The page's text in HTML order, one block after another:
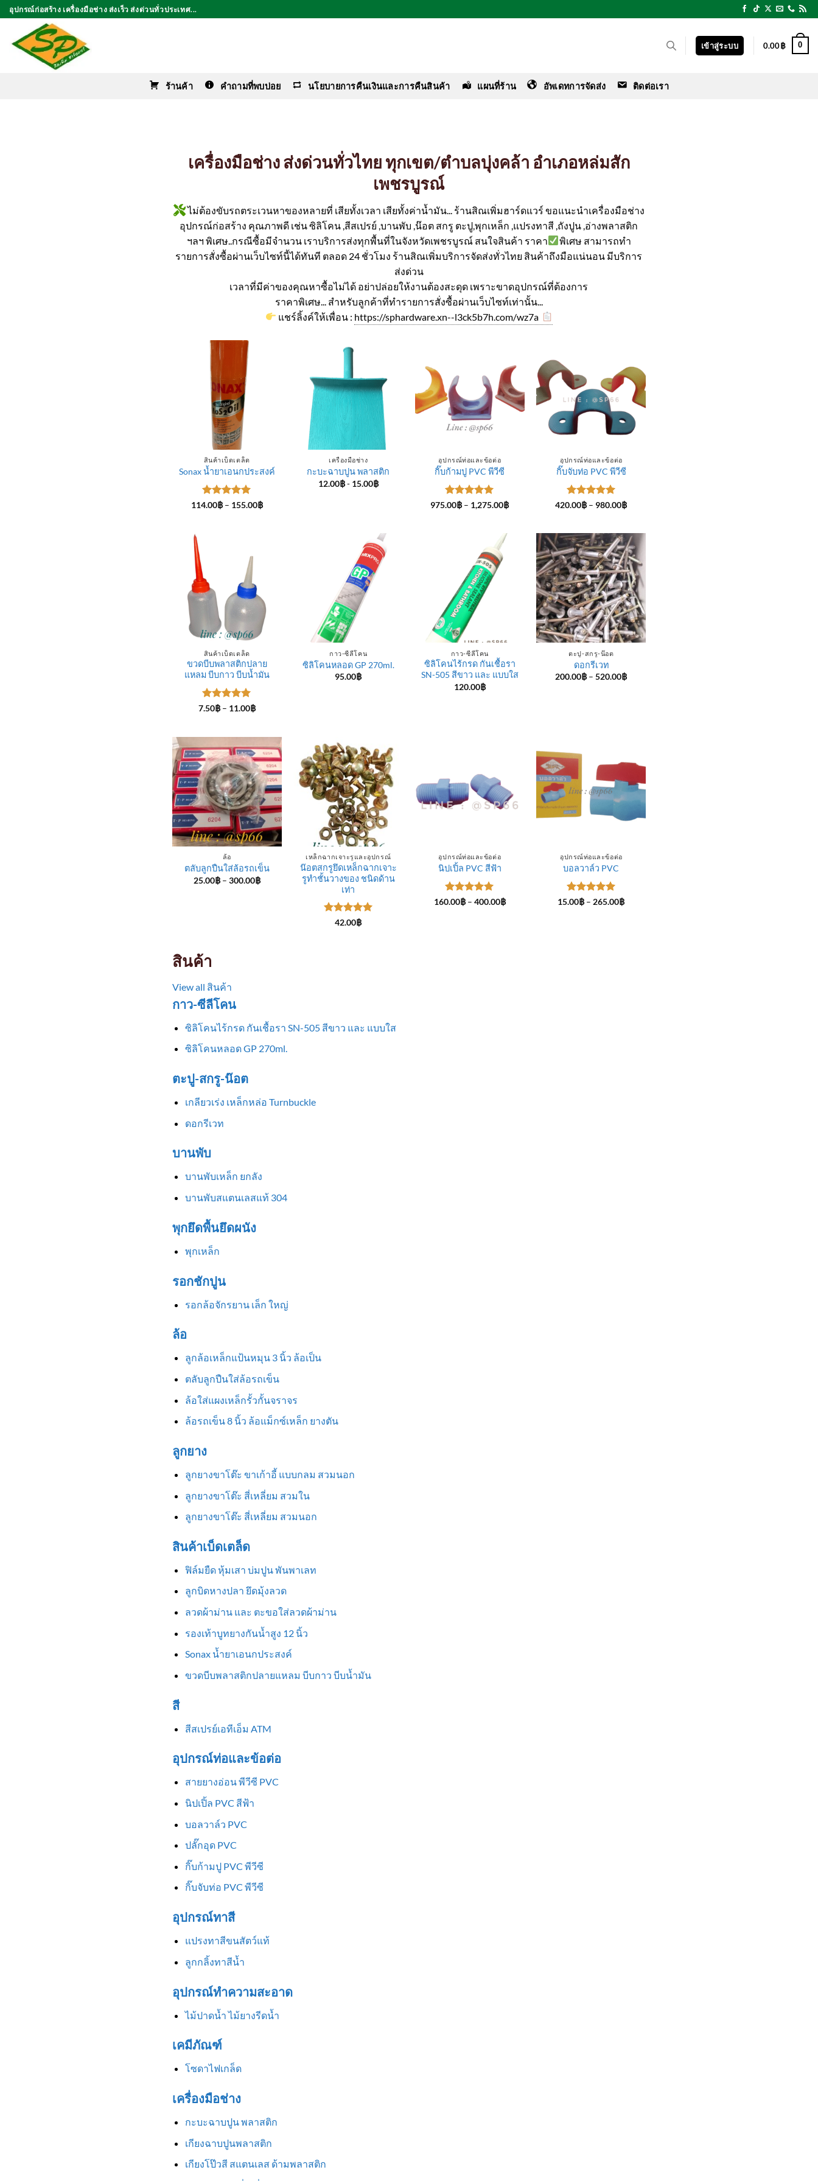
ข้าม
ไป
เนื้อหา
อุปกรณ์ก่อสร้าง เครื่องมือช่าง ส่งเร็ว ส่งด่วนทั่วประเทศ...
เข้าสู่ระบบ 0.00฿ 0
ร้านค้า คำถามที่พบบ่อย นโยบายการคืนเงินและการคืนสินค้า แผนที่ร้าน อัพเดทการจัดส่ง ติดต่อเรา
เครื่องมือช่าง ส่งด่วนทั่วไทย ทุกเขต/ตำบลบุ่งคล้า อำเภอหล่มสัก
เพชรบูรณ์
ไม่ต้องขับรถตระเวนหาของหลายที่ เสียทั้งเวลา เสียทั้งค่าน้ำมัน... ร้านสิณเพิ่มฮาร์ดแวร์ ขอแนะนำเครื่องมือช่าง
อุปกรณ์ก่อสร้าง คุณภาพดี เช่น ซิลิโคน ,สีสเปรย์ ,บานพับ ,น๊อต สกรู ตะปู,พุกเหล็ก ,แปรงทาสี ,ถังปูน ,อ่างพลาสติก
ฯลฯ พิเศษ..กรณีซื้อมีจำนวน เราบริการส่งทุกพื้นที่ในจังหวัดเพชรบูรณ์ สนใจสินค้า ราคา
พิเศษ สามารถทำ
รายการสั่งซื้อผ่านเว็บไซท์นี้ได้ทันที ตลอด 24 ชั่วโมง ร้านสิณเพิ่มบริการจัดส่งทั่วไทย สินค้าถึงมือแน่นอน มีบริการ
ส่งด่วน
เวลาที่มีค่าของคุณหาซื้อไม่ได้ อย่าปล่อยให้งานต้องสะดุด เพราะขาดอุปกรณ์ที่ต้องการ
ราคาพิเศษ... สำหรับลูกค้าที่ทำรายการสั่งซื้อผ่านเว็บไซท์เท่านั้น...
แชร์ลิ้งค์ให้เพื่อน : https://sphardware.xn--l3ck5b7h.com/wz7a
สินค้าเบ็ดเตล็ด
Sonax น้ำยาเอนกประสงค์
ให้คะแนน
114.00฿ – 155.00฿Price
เครื่องมือช่าง
กะบะฉาบปูน พลาสติก
12.00฿- 15.00฿
อุปกรณ์ท่อและข้อต่อ
กิ๊บก้ามปู PVC พีวีซี
ให้คะแนน
975.00฿ – 1,275.00฿Price
1,275.00฿
อุปกรณ์ท่อและข้อต่อ
กิ๊บจับท่อ PVC พีวีซี
ให้คะแนน
420.00฿ – 980.00฿Price
980.00฿
สินค้าเบ็ดเตล็ด
ขวดบีบพลาสติกปลาย
แหลม บีบกาว บีบน้ำมัน
ให้คะแนน
7.50฿ – 11.00฿Price
11.00฿
กาว-ซีลีโคน
ซิลิโคนหลอด GP 270ml.
95.00฿
กาว-ซีลีโคน
ซิลิโคนไร้กรด กันเชื้อรา
SN-505 สีขาว และ แบบใส
120.00฿
ตะปู-สกรู-น๊อต
ดอกรีเวท
200.00฿ – 520.00฿Price
ล้อ
ตลับลูกปืนใส่ล้อรถเข็น
25.00฿ – 300.00฿Price
เหล็กฉากเจาะรูและอุปกรณ์
น๊อตสกรูยึดเหล็กฉากเจาะ
รูทำชั้นวางของ ชนิดด้าน
เท่า
ให้คะแนน
42.00฿
อุปกรณ์ท่อและข้อต่อ
นิปเปิ้ล PVC สีฟ้า
ให้คะแนน
160.00฿ – 400.00฿Price
อุปกรณ์ท่อและข้อต่อ
บอลวาล์ว PVC
ให้คะแนน
15.00฿ – 265.00฿Price
สินค้า
View all สินค้า
กาว-ซีลีโคน
ซิลิโคนไร้กรด กันเชื้อรา SN-505 สีขาว และ แบบใส
ซิลิโคนหลอด GP 270ml.
ตะปู-สกรู-น๊อต
เกลียวเร่ง เหล็กหล่อ Turnbuckle
ดอกรีเวท
บานพับ
บานพับเหล็ก ยกลัง
บานพับสแตนเลสแท้ 304
พุกยึดพื้นยึดผนัง
พุกเหล็ก
รอกชักปูน
รอกล้อจักรยาน เล็ก ใหญ่
ล้อ
ลูกล้อเหล็กแป้นหมุน 3 นิ้ว ล้อเป็น
ตลับลูกปืนใส่ล้อรถเข็น
ล้อใส่แผงเหล็กรั้วกั้นจราจร
ล้อรถเข็น 8 นิ้ว ล้อแม็กซ์เหล็ก ยางตัน
ลูกยาง
ลูกยางขาโต๊ะ ขาเก้าอี้ แบบกลม สวมนอก
ลูกยางขาโต๊ะ สี่เหลี่ยม สวมใน
ลูกยางขาโต๊ะ สี่เหลี่ยม สวมนอก
สินค้าเบ็ดเตล็ด
ฟิล์มยืด หุ้มเสา บ่มปูน พันพาเลท
ลูกบิดหางปลา ยึดมุ้งลวด
ลวดผ้าม่าน และ ตะขอใส่ลวดผ้าม่าน
รองเท้าบูทยางกันน้ำสูง 12 นิ้ว
Sonax น้ำยาเอนกประสงค์
ขวดบีบพลาสติกปลายแหลม บีบกาว บีบน้ำมัน
สี
สีสเปรย์เอทีเอ็ม ATM
อุปกรณ์ท่อและข้อต่อ
สายยางอ่อน พีวีซี PVC
นิปเปิ้ล PVC สีฟ้า
บอลวาล์ว PVC
ปลั๊กอุด PVC
กิ๊บก้ามปู PVC พีวีซี
กิ๊บจับท่อ PVC พีวีซี
อุปกรณ์ทาสี
แปรงทาสีขนสัตว์แท้
ลูกกลิ้งทาสีน้ำ
อุปกรณ์ทำความสะอาด
ไม้ปาดน้ำ ไม้ยางรีดน้ำ
เคมีภัณฑ์
โซดาไฟเกล็ด
เครื่องมือช่าง
กะบะฉาบปูน พลาสติก
เกียงฉาบปูนพลาสติก
เกียงโป๊วสี สแตนเลส ด้ามพลาสติก